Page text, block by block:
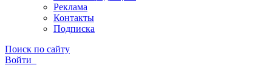
Реклама
Контакты
Подписка
Поиск по сайту
Войти